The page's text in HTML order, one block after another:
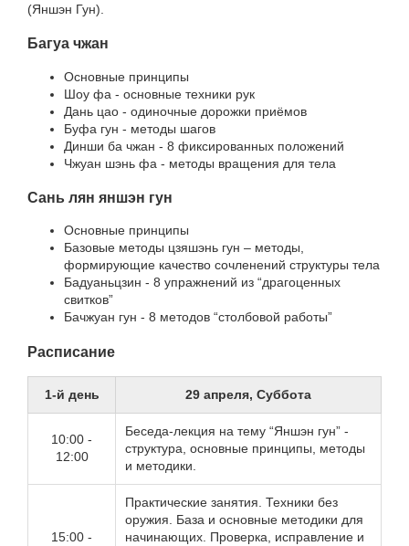
(Яншэн Гун).
Багуа чжан
Основные принципы
Шоу фа - основные техники рук
Дань цао - одиночные дорожки приёмов
Буфа гун - методы шагов
Динши ба чжан - 8 фиксированных положений
Чжуан шэнь фа - методы вращения для тела
Сань лян яншэн гун
Основные принципы
Базовые методы цзяшэнь гун – методы,
формирующие качество сочленений структуры тела
Бадуаньцзин - 8 упражнений из “драгоценных
свитков”
Бачжуан гун - 8 методов “столбовой работы”
Расписание
1-й день 29 апреля, Суббота
10:00 -
12:00
Беседа-лекция на тему “Яншэн гун” -
структура, основные принципы, методы
и методики.
15:00 -
Практические занятия. Техники без
оружия. База и основные методики для
начинающих. Проверка, исправление и